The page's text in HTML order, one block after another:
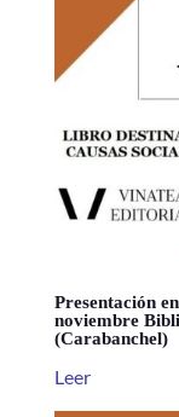
Presentación
noviembre
(Carabanchel)
Leer